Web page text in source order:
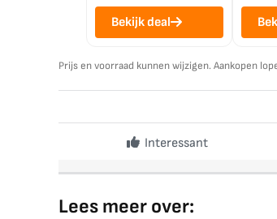
Bekijk deal
Prijs en voorraad kunnen wijzigen. Aankopen
Interessant
Lees meer over: